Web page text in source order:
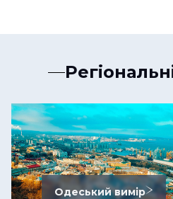
Одеський вимір